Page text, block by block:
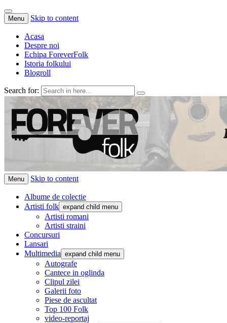
Menu Skip to content
Acasa
Despre noi
Echipa ForeverFolk
Istoria folkului
Blogroll
Search for:
ForeverFolk
Muzica sufletului tau
Menu Skip to content
Albume de colectie
Artisti folk expand child menu
Artisti romani
Artisti straini
Concursuri
Lansari
Multimedia expand child menu
Autografe
Cantece in oglinda
Clipul zilei
Galerii foto
Piese de ascultat
Top 100 Folk
video-reportaj